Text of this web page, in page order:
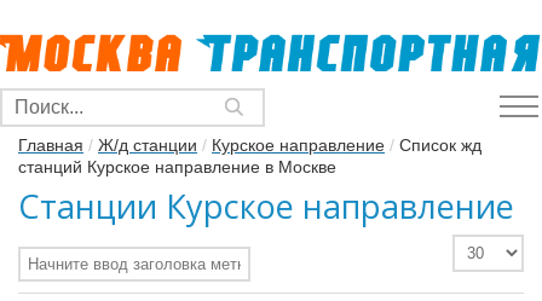
Главная / Ж/д станции / Курское направление / Список жд
станций Курское направление в Москве
Станции Курское направление